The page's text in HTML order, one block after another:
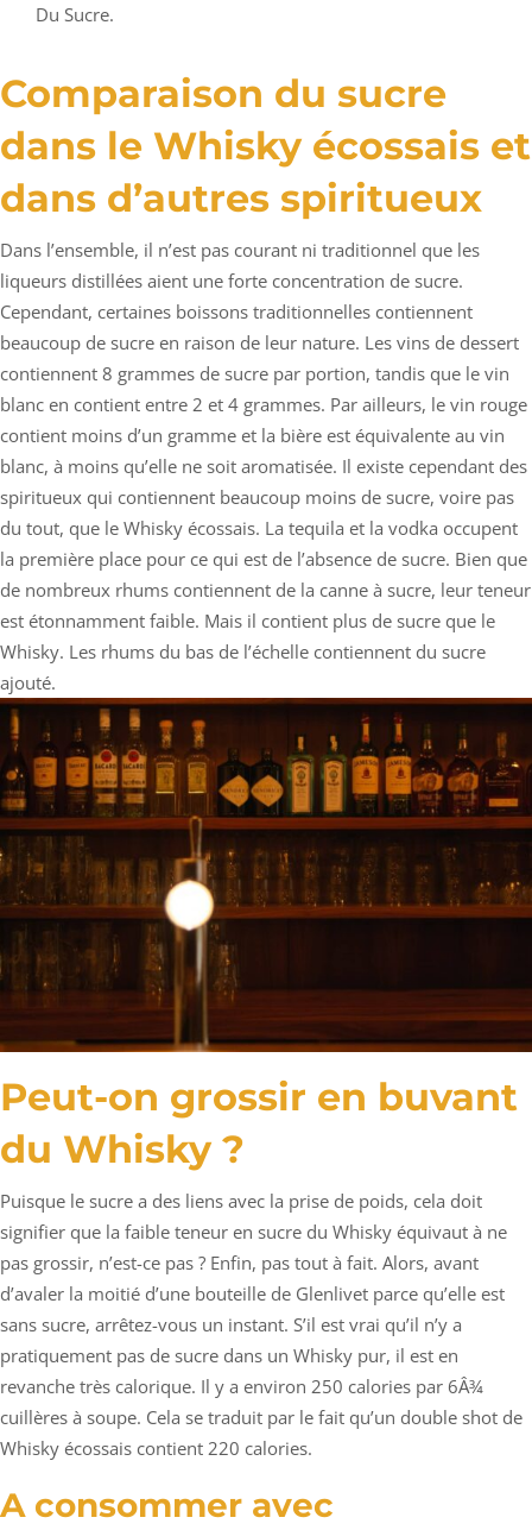
Du Sucre.
Comparaison du sucre
dans le Whisky écossais et
dans d’autres spiritueux
Dans l’ensemble, il n’est pas courant ni traditionnel que les
liqueurs distillées aient une forte concentration de sucre.
Cependant, certaines boissons traditionnelles contiennent
beaucoup de sucre en raison de leur nature. Les vins de dessert
contiennent 8 grammes de sucre par portion, tandis que le vin
blanc en contient entre 2 et 4 grammes. Par ailleurs, le vin rouge
contient moins d’un gramme et la bière est équivalente au vin
blanc, à moins qu’elle ne soit aromatisée. Il existe cependant des
spiritueux qui contiennent beaucoup moins de sucre, voire pas
du tout, que le Whisky écossais. La tequila et la vodka occupent
la première place pour ce qui est de l’absence de sucre. Bien que
de nombreux rhums contiennent de la canne à sucre, leur teneur
est étonnamment faible. Mais il contient plus de sucre que le
Whisky. Les rhums du bas de l’échelle contiennent du sucre
ajouté.
Peut-on grossir en buvant
du Whisky ?
Puisque le sucre a des liens avec la prise de poids, cela doit
signifier que la faible teneur en sucre du Whisky équivaut à ne
pas grossir, n’est-ce pas ? Enfin, pas tout à fait. Alors, avant
d’avaler la moitié d’une bouteille de Glenlivet parce qu’elle est
sans sucre, arrêtez-vous un instant. S’il est vrai qu’il n’y a
pratiquement pas de sucre dans un Whisky pur, il est en
revanche très calorique. Il y a environ 250 calories par 6Â¾
cuillères à soupe. Cela se traduit par le fait qu’un double shot de
Whisky écossais contient 220 calories.
A consommer avec